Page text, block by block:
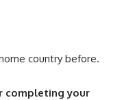
country before.
completing your